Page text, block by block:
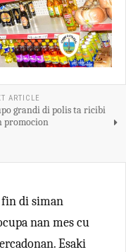
ARTICLE
grandi di polis ta ricibi
promocion
di siman
nan mes cu
Esaki